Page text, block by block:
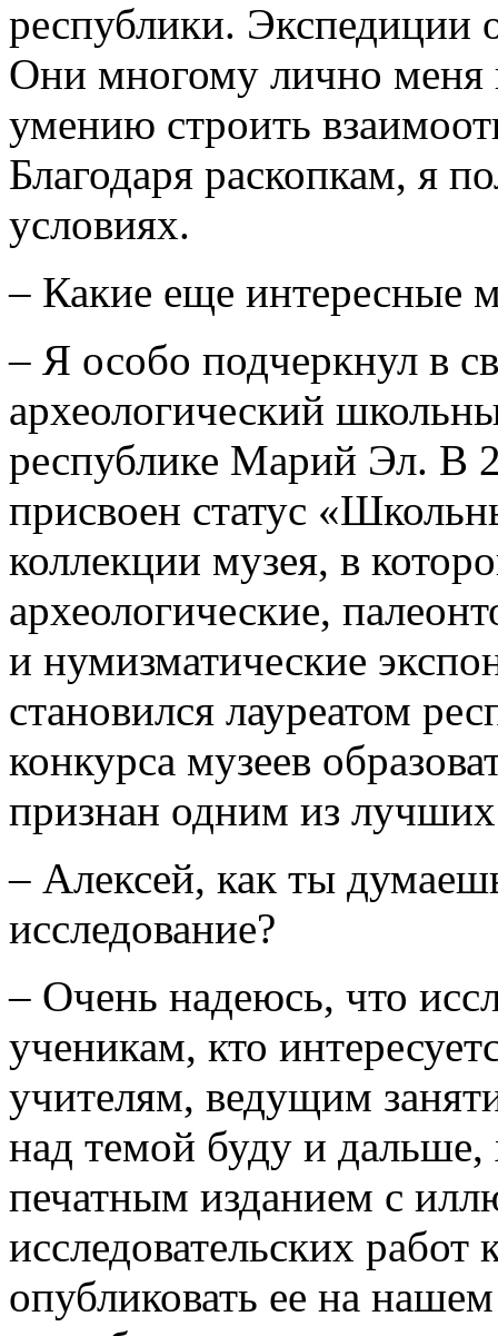
республики. Экспедиции
Они многому лично меня
умению строить
Благодаря раскопкам, я
условиях.
– Какие еще интересные
– Я особо подчеркнул в
археологический
республике Марий Эл. В
присвоен статус
коллекции музея, в
археологические,
и нумизматические
становился лауреатом
конкурса музеев
признан одним из
– Алексей, как ты
исследование?
– Очень надеюсь, что
ученикам, кто
учителям, ведущим
над темой буду и дальше,
печатным изданием с
исследовательских работ
опубликовать ее на